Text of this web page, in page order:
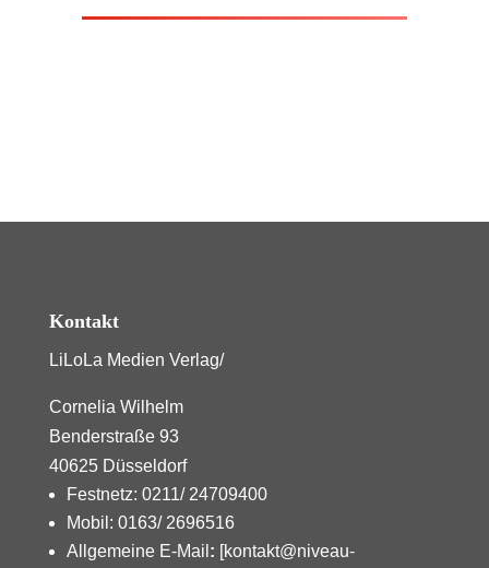
Kontakt
LiLoLa Medien Verlag/
Cornelia Wilhelm
Benderstraße 93
40625 Düsseldorf
Festnetz: 0211/ 24709400
Mobil: 0163/ 2696516
Allgemeine E-Mail : [kontakt@niveau-